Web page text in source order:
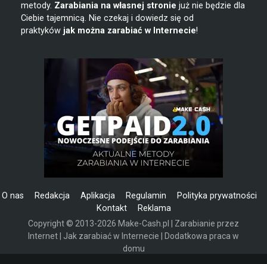
metody. Zarabiania na własnej stronie już nie będzie dla
Ciebie tajemnicą. Nie czekaj i dowiedz się od
praktyków jak można zarabiać w Internecie!
O nas Redakcja Aplikacja Regulamin
Polityka prywatności
Kontakt
Reklama
Copyright © 2013-2026 Make-Cash.pl | Zarabianie przez
Internet | Jak zarabiać w Internecie | Dodatkowa praca w
domu